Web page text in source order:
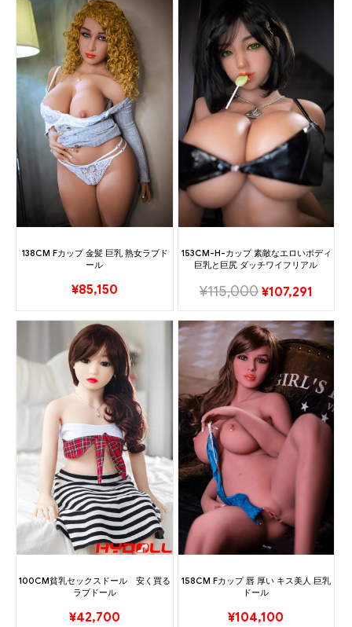
138CM Fカップ 金髪 巨乳 熟女ラブド
ール
¥85,150
153CM-H-カップ 素敵なエロいボディ
巨乳と巨尻 ダッチワイフリアル
¥115,000 ¥107,291
100CM貧乳セックスドール 安く買る
ラブドール
¥42,700
158CM Fカップ 唇 厚い キス美人 巨乳
ドール
¥104,100